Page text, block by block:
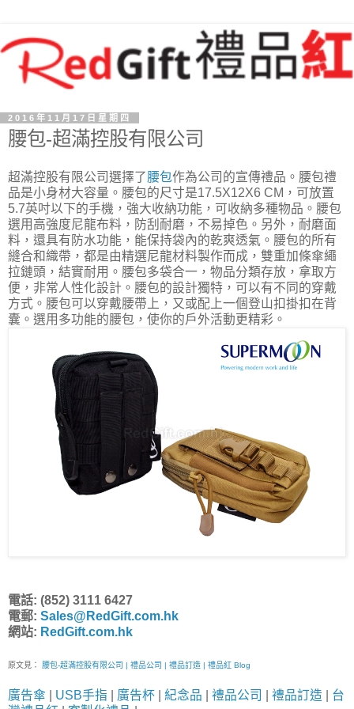
2016年11月17日星期四
腰包-超滿控股有限公司
超滿控股有限公司選擇了腰包作為公司的宣傳禮品。腰包禮
品是小身材大容量。腰包的尺寸是17.5X12X6 CM，可放置
5.7英吋以下的手機，強大收納功能，可收納多種物品。腰包
選用高強度尼龍布料，防刮耐磨，不易掉色。另外，耐磨面
料，還具有防水功能，能保持袋內的乾爽透氣。腰包的所有
縫合和織帶，都是由精選尼龍材料製作而成，雙重加條傘繩
拉鏈頭，結實耐用。腰包多袋合一，物品分類存放，拿取方
便，非常人性化設計。腰包的設計獨特，可以有不同的穿戴
方式。腰包可以穿戴腰帶上，又或配上一個登山扣掛扣在背
囊。選用多功能的腰包，使你的戶外活動更精彩。
電話: (852) 3111 6427
電郵: Sales@RedGift.com.hk
網站: RedGift.com.hk
原文見： 腰包-超滿控股有限公司 | 禮品公司 | 禮品訂造 | 禮品紅 Blog
廣告傘 USB手指 廣告杯 紀念品 禮品公司 禮品訂造
台